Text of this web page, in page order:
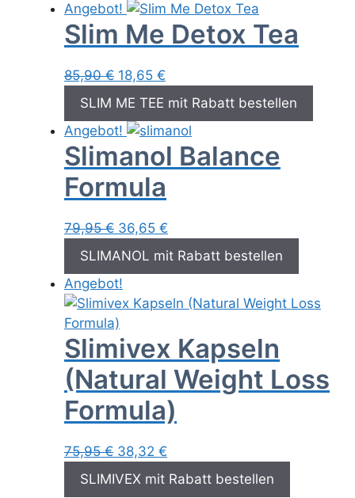
Angebot!
Slim Me Detox Tea
85,90€ Ursprünglicher
Preis
85,90 €
18,65 €
Preis
18,65 €.
SLIM ME TEE mit Rabatt bestellen
Angebot!
Slimanol Balance
Formula
79,95€ Ursprünglicher
Preis
79,95 €
36,65 €
Preis
SLIMANOL mit Rabatt bestellen
Angebot!
Slimivex Kapseln
(Natural Weight Loss
Formula)
75,95€ Ursprünglicher
Preis
38,32 €
Preis
SLIMIVEX mit Rabatt bestellen